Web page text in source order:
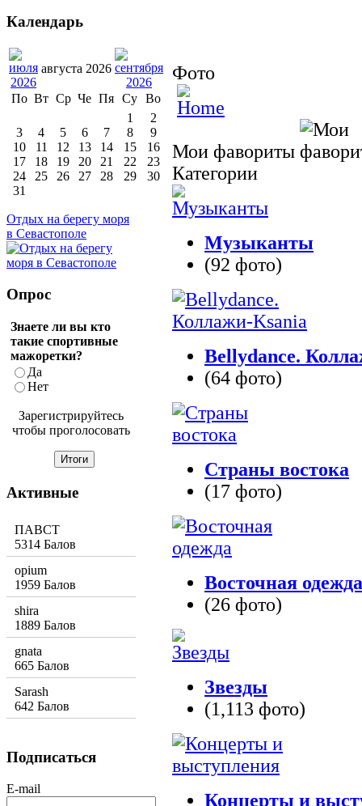
Фото
Мои фавориты
Категории
Музыканты
(92 фото)
Bellydance.
(64 фото)
Страны востока
(17 фото)
Восточная одежда
(26 фото)
Звезды
(1,113 фото)
Концерты и
Календарь
августа 2026
По Вт Ср Че Пя Су Во
1
2
3
4 5 6 7 8
9
10
11 12 13 14 15
16
17
18 19 20 21 22
23
24
25 26 27 28 29
30
31
Отдых на берегу моря
в Севастополе
Опрос
Знаете ли вы кто
такие спортивные
мажоретки?
Да
Нет
Зарегистрируйтесь
чтобы проголосовать
Активные
ПАВСТ
5314 Балов
opium
1959 Балов
shira
1889 Балов
gnata
665 Балов
Sarash
642 Балов
Подписаться
E-mail